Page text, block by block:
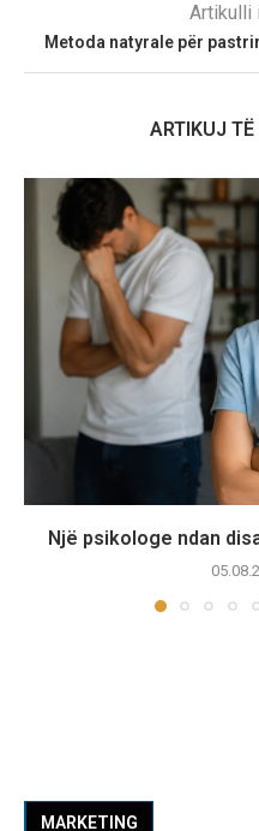
Artikulli
Metoda natyrale për
ARTIKUJ TË
Një psikologe ndan
MARKETING